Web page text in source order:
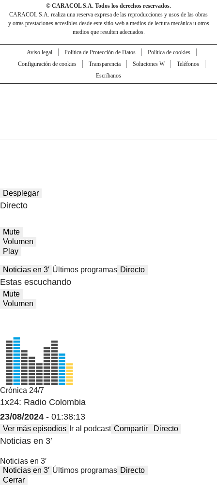
© CARACOL S.A. Todos los derechos reservados.
CARACOL S.A. realiza una reserva expresa de las reproducciones y usos de las obras
y otras prestaciones accesibles desde este sitio web a medios de lectura mecánica u otros
medios que resulten adecuados.
Aviso legal Política de Protección de Datos
Política de cookies
Configuración de cookies
Transparencia Soluciones W
Teléfonos
Escríbanos
Desplegar
Directo
Mute
Volumen
Play
Noticias en 3′ Últimos programas Directo
Estas escuchando
Mute
Volumen
Crónica 24/7
1x24: Radio Colombia
23/08/2024 - 01:38:13
Ver más episodios Ir al podcast Compartir Directo
Noticias en 3′
Noticias en 3′
Noticias en 3′ Últimos programas Directo
Cerrar